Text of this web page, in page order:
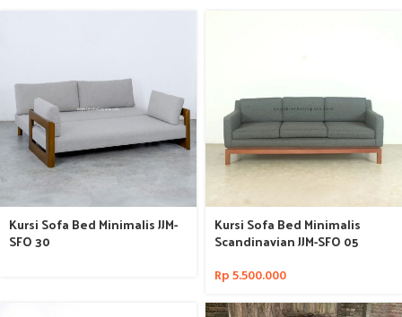
Kursi Sofa Bed Minimalis JJM-
SFO 30
Kursi Sofa Bed Minimalis
Scandinavian JJM-SFO 05
Rp5.500.000